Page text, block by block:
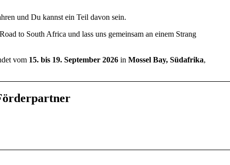
und Du kannst ein Teil davon sein.
to South Africa und lass uns gemeinsam an einem Strang
vom 15. bis 19. September 2026 in Mossel Bay, Südafrika,